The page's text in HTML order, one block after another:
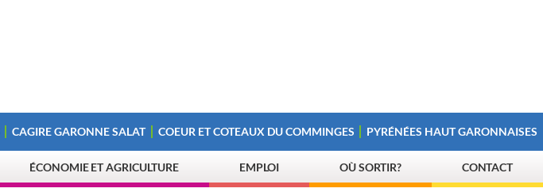
CAGIRE GARONNE SALAT COEUR ET COTEAUX DU COMMINGES PYRÉNÉES HAUT GARONNAISES
ÉCONOMIE ET AGRICULTURE EMPLOI OÙ SORTIR? CONTACT